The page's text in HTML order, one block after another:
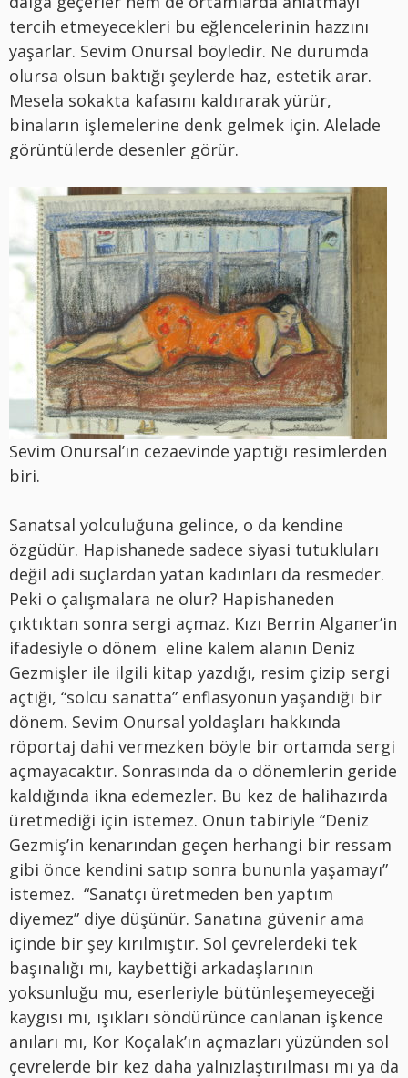
tercih etmeyecekleri bu eğlencelerinin hazzını
yaşarlar. Sevim Onursal böyledir. Ne durumda
olursa olsun baktığı şeylerde haz, estetik arar.
Mesela sokakta kafasını kaldırarak yürür,
binaların işlemelerine denk gelmek için. Alelade
görüntülerde desenler görür.
Sevim Onursal’ın cezaevinde yaptığı resimlerden
biri.
Sanatsal yolculuğuna gelince, o da kendine
özgüdür. Hapishanede sadece siyasi tutukluları
değil adi suçlardan yatan kadınları da resmeder.
Peki o çalışmalara ne olur? Hapishaneden
çıktıktan sonra sergi açmaz. Kızı Berrin Alganer’in
ifadesiyle o dönem eline kalem alanın Deniz
Gezmişler ile ilgili kitap yazdığı, resim çizip sergi
açtığı, “solcu sanatta” enflasyonun yaşandığı bir
dönem. Sevim Onursal yoldaşları hakkında
röportaj dahi vermezken böyle bir ortamda sergi
açmayacaktır. Sonrasında da o dönemlerin geride
kaldığında ikna edemezler. Bu kez de halihazırda
üretmediği için istemez. Onun tabiriyle “Deniz
Gezmiş’in kenarından geçen herhangi bir ressam
gibi önce kendini satıp sonra bununla yaşamayı”
istemez. “Sanatçı üretmeden ben yaptım
diyemez” diye düşünür. Sanatına güvenir ama
içinde bir şey kırılmıştır. Sol çevrelerdeki tek
başınalığı mı, kaybettiği arkadaşlarının
yoksunluğu mu, eserleriyle bütünleşemeyeceği
kaygısı mı, ışıkları söndürünce canlanan işkence
anıları mı, Kor Koçalak’ın açmazları yüzünden sol
çevrelerde bir kez daha yalnızlaştırılması mı ya da